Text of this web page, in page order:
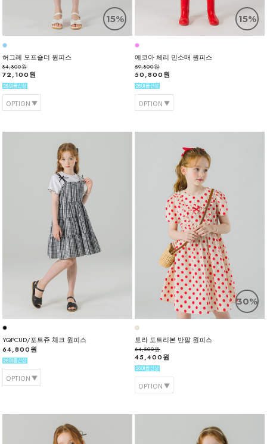
15%
허그레 오프숄더 원피스
84,800원
72,100원
OPTION
15%
에코아 체리 민소매 원피스
59,800원
50,800원
OPTION
YQPCUD/포트쥬 체크 원피스
64,800원
OPTION
30%
토라 도트리본 반팔 원피스
64,800원
45,400원
OPTION